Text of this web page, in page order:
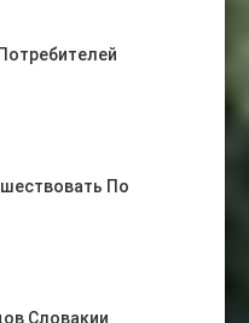
По
Словакии